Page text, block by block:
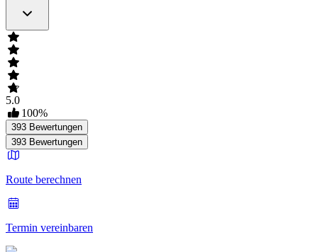
5.0
100%
393 Bewertungen
393 Bewertungen
Route berechnen
Termin vereinbaren